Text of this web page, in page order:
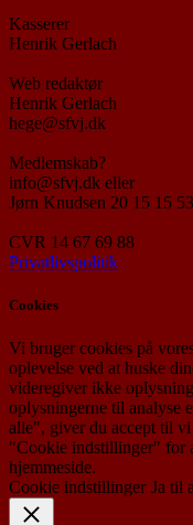
Kasserer
Henrik Gerlach
Web redaktør
Henrik Gerlach
hege@sfvj.dk
Medlemskab?
info@sfvj.dk eller
Jørn Knudsen 20 15 15 53
CVR 14 67 69 88
Privatlivspolitik
Cookies
Vi bruger cookies på
oplevelse ved at huske
videregiver ikke
oplysningerne til analyse
alle", giver du accept til
"Cookie indstillinger" for
hjemmeside.
Cookie indstillinger Ja til